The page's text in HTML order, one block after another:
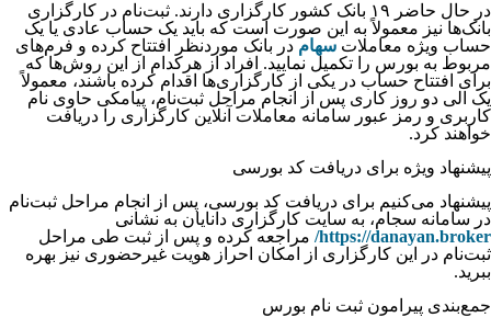
در حال حاضر ۱۹ بانک کشور کارگزاری دارند. ثبت‌نام در کارگزاری
بانک‌ها نیز معمولاً به این صورت است که باید یک حساب عادی یا یک
حساب ویژه معاملات سهام در بانک موردنظر افتتاح کرده و فرم‌های
مربوط به بورس را تکمیل نمایید. افراد از هرکدام از این روش‌ها که
برای افتتاح حساب در یکی از کارگزاری‌ها اقدام کرده باشند، معمولاً
یک الی دو روز کاری پس از انجام مراحل ثبت‌نام، پیامکی حاوی نام
کاربری و رمز عبور سامانه معاملات آنلاین کارگزاری را دریافت
خواهند کرد.
پیشنهاد ویژه برای دریافت کد بورسی
پیشنهاد می‌‌‌‌‌‌‌‌‌‌‌‌‌‌‌‌‌‌‌‌‌‌‌‌‌‌‌‌‌‌‌‌‌‌‌‌‌‌‌‌‌‌‌‌‌‌‌کنیم برای دریافت کد بورسی، پس از انجام مراحل ثبت‌نام
در سامانه سجام، به سایت کارگزاری دانایان به نشانی
https://danayan.broker/ مراجعه کرده و پس از ثبت طی مراحل
ثبت‌نام در این کارگزاری از امکان احراز هویت غیرحضوری نیز بهره
ببرید.
جمع‌بندی پیرامون ثبت نام بورس